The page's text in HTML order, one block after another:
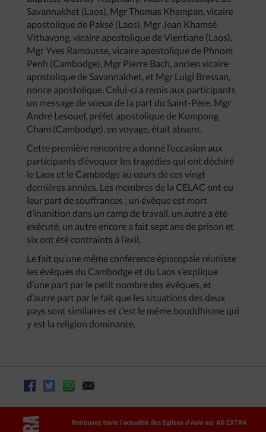
Savannakhet (Laos), Mgr Thomas Khampan, vicaire
apostolique de Paksé (Laos), Mgr Jean Khamsé
Vithavong, vicaire apostolique de Vientiane (Laos),
Mgr Yves Ramousse, vicaire apostolique de Phnom
Penh (Cambodge), Mgr Pierre Bach, ancien vicaire
apostolique de Savannakhet, et Mgr Luigi Bressan,
nonce apostolique. Celui-ci a remis aux participants
un message de voeux de la part du Saint-Père. Mgr
André Lesouef, préfet apostolique de Kompong
Cham (Cambodge), en voyage, était absent.
Cette première rencontre a donné l’occasion aux
participants d’évoquer les tragédies qui ont déchiré
le Laos et le Cambodge au cours de ces vingt
dernières années. Les membres de la CELAC ont eu
leur part de souffrances : un évêque est mort
d’inanition dans un camp de travail, un autre a été
exécuté, un autre encore a fait sept ans de prison et
six ont été contraints à l’exil.
Le fait qu’une même conférence épiscopale réunisse
les évêques du Cambodge et du Laos s’explique
d’une part par le petit nombre des évêques, et
d’autre part par le fait que les situations des deux
pays sont similaires et c’est le même bouddhisme qui
y est la religion dominante.